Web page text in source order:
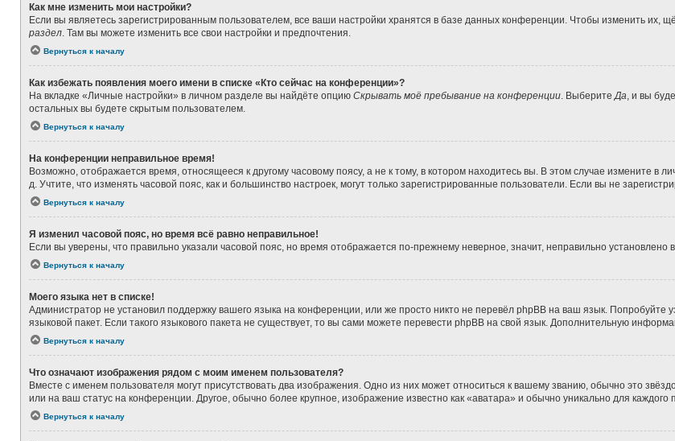
Как мне изменить мои настройки?
Если вы являетесь зарегистрированным пользователем, все ваши настройки хранятся в базе данных конференции. Чтобы изменить их,
раздел . Там вы можете изменить все свои настройки и предпочтения.
Вернуться к началу
Как избежать появления моего имени в списке «Кто сейчас на конференции»?
На вкладке «Личные настройки» в личном разделе вы найдёте опцию Скрывать моё пребывание на конференции . Выберите Да , и вы
остальных вы будете скрытым пользователем.
Вернуться к началу
На конференции неправильное время!
Возможно, отображается время, относящееся к другому часовому поясу, а не к тому, в котором находитесь вы. В этом случае измените в
д. Учтите, что изменять часовой пояс, как и большинство настроек, могут только зарегистрированные пользователи. Если вы не
Вернуться к началу
Я изменил часовой пояс, но время всё равно неправильное!
Если вы уверены, что правильно указали часовой пояс, но время отображается по-прежнему неверное, значит, неправильно
Вернуться к началу
Моего языка нет в списке!
Администратор не установил поддержку вашего языка на конференции, или же просто никто не перевёл phpBB на ваш язык.
языковой пакет. Если такого языкового пакета не существует, то вы сами можете перевести phpBB на свой язык. Дополнительную
Вернуться к началу
Что означают изображения рядом с моим именем пользователя?
Вместе с именем пользователя могут присутствовать два изображения. Одно из них может относиться к вашему званию, обычно это
или на ваш статус на конференции. Другое, обычно более крупное, изображение известно как «аватара» и обычно уникально для каждого
Вернуться к началу